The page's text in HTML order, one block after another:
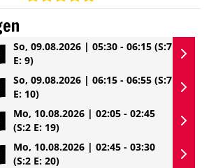
So, 09.08.2026 | 05:30 - 06:15 (S:7
E: 9)
So, 09.08.2026 | 06:15 - 06:55 (S:7
E: 10)
Mo, 10.08.2026 | 02:05 - 02:45
(S:2 E: 19)
Mo, 10.08.2026 | 02:45 - 03:30
(S:2 E: 20)